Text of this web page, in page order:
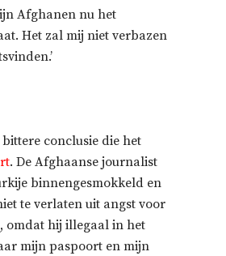
Afghanen nu het
Het zal mij niet verbazen
conclusie die het
. De Afghaanse journalist
binnengesmokkeld en
te verlaten uit angst voor
omdat hij illegaal in het
mijn paspoort en mijn